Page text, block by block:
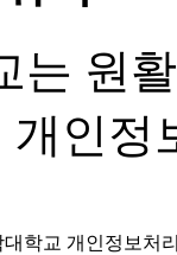
는 원
개인
학교 개인정보처